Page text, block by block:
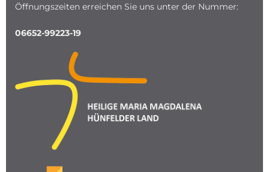
Öffnungszeiten erreichen Sie uns unter der Nummer:
06652-99223-19